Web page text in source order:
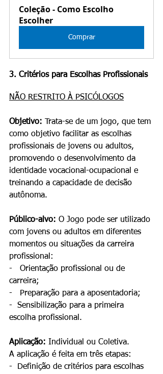
Coleção - Como Escolho
Escolher
Comprar
3. Critérios para Escolhas Profissionais
NÃO RESTRITO À PSICÓLOGOS
Objetivo: Trata-se de um jogo, que tem
como objetivo facilitar as escolhas
profissionais de jovens ou adultos,
promovendo o desenvolvimento da
identidade vocacional-ocupacional e
treinando a capacidade de decisão
autônoma.
Público-alvo: O Jogo pode ser utilizado
com jovens ou adultos em diferentes
momentos ou situações da carreira
profissional:
-   Orientação profissional ou de
carreira;
-   Preparação para a aposentadoria;
-  Sensibilização para a primeira
escolha profissional.
Aplicação: Individual ou Coletiva.
A aplicação é feita em três etapas:
-  Definição de critérios para escolhas